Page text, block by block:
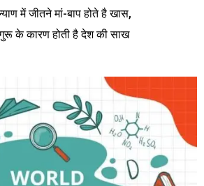
में जीतने मां-बाप होते है खास,
के कारण होती है देश की साख